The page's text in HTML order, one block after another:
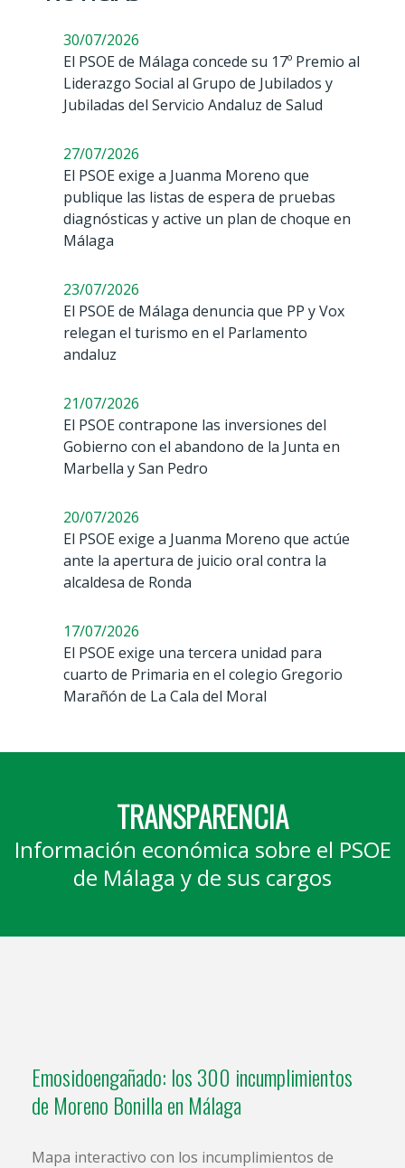
30/07/2026
El PSOE de Málaga concede su 17º Premio al
Liderazgo Social al Grupo de Jubilados y
Jubiladas del Servicio Andaluz de Salud
27/07/2026
El PSOE exige a Juanma Moreno que
publique las listas de espera de pruebas
diagnósticas y active un plan de choque en
Málaga
23/07/2026
El PSOE de Málaga denuncia que PP y Vox
relegan el turismo en el Parlamento
andaluz
21/07/2026
El PSOE contrapone las inversiones del
Gobierno con el abandono de la Junta en
Marbella y San Pedro
20/07/2026
El PSOE exige a Juanma Moreno que actúe
ante la apertura de juicio oral contra la
alcaldesa de Ronda
17/07/2026
El PSOE exige una tercera unidad para
cuarto de Primaria en el colegio Gregorio
Marañón de La Cala del Moral
TRANSPARENCIA
Información económica sobre el PSOE
de Málaga y de sus cargos
Emosidoengañado: los 300 incumplimientos
de Moreno Bonilla en Málaga
Mapa interactivo con los incumplimientos de